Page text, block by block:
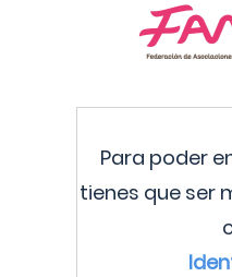
Para poder
tienes que ser